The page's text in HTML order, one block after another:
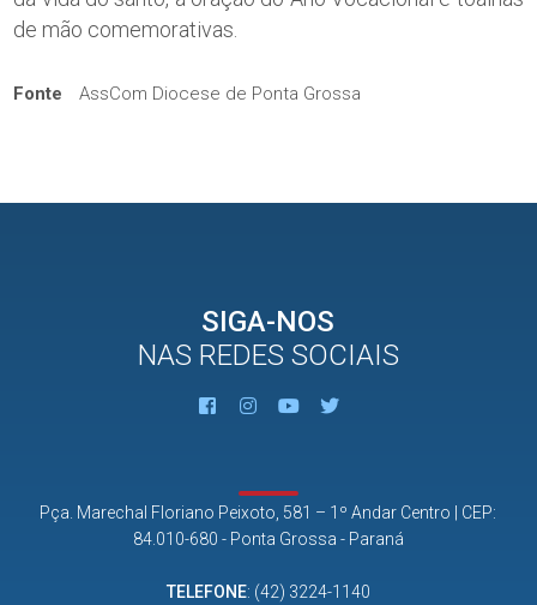
de mão comemorativas.
Fonte AssCom Diocese de Ponta Grossa
SIGA-NOS
NAS REDES SOCIAIS
Pça. Marechal Floriano Peixoto, 581 – 1º Andar Centro | CEP:
84.010-680 - Ponta Grossa - Paraná
TELEFONE: (42) 3224-1140